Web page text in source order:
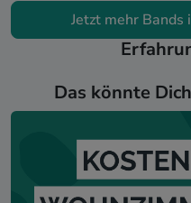
Jetzt mehr Bands
Das könnte